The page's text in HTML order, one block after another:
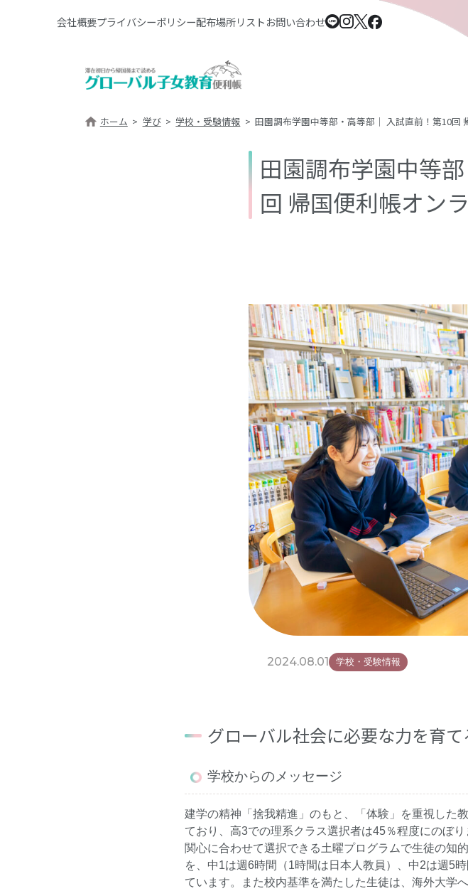
会社概要プライバシーポリシー配布場所リストお問い合わせ
ホーム 学び 学校・受験情報 田園調布学園中等部・高等部｜ 入試直前！第10回
田園調布学園中等
回 帰国便利帳オン
2024.08.01 学校・受験情報
グローバル社会に必要な力を育
学校からのメッセージ
建学の精神「捨我精進」のもと、「体験」を重視した
ており、高3での理系クラス選択者は45％程度にのぼ
関心に合わせて選択できる土曜プログラムで生徒の知
を、中1は週6時間（1時間は日本人教員）、中2は週5
ています。また校内基準を満たした生徒は、海外大学